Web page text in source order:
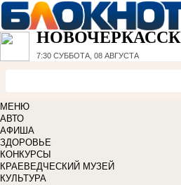
НОВОЧЕРКАССК
7:30 СУББОТА, 08 АВГУСТА
МЕНЮ
АВТО
АФИША
ЗДОРОВЬЕ
КОНКУРСЫ
КРАЕВЕДЧЕСКИЙ МУЗЕЙ
КУЛЬТУРА